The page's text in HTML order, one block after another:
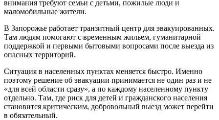
внимания требуют семьи с детьми, пожилые люди и
маломобильные жители.
В Запорожье работает транзитный центр для эвакуированных.
Там людям помогают с временным жильем, гуманитарной
поддержкой и первыми бытовыми вопросами после выезда из
опасных территорий.
Ситуация в населенных пунктах меняется быстро. Именно
поэтому решение об эвакуации принимается не один раз и не
«для всей области сразу», а по каждому населенному пункту
отдельно. Там, где риск для детей и гражданского населения
становится критическим, добровольный выезд может перейти
в обязательный.